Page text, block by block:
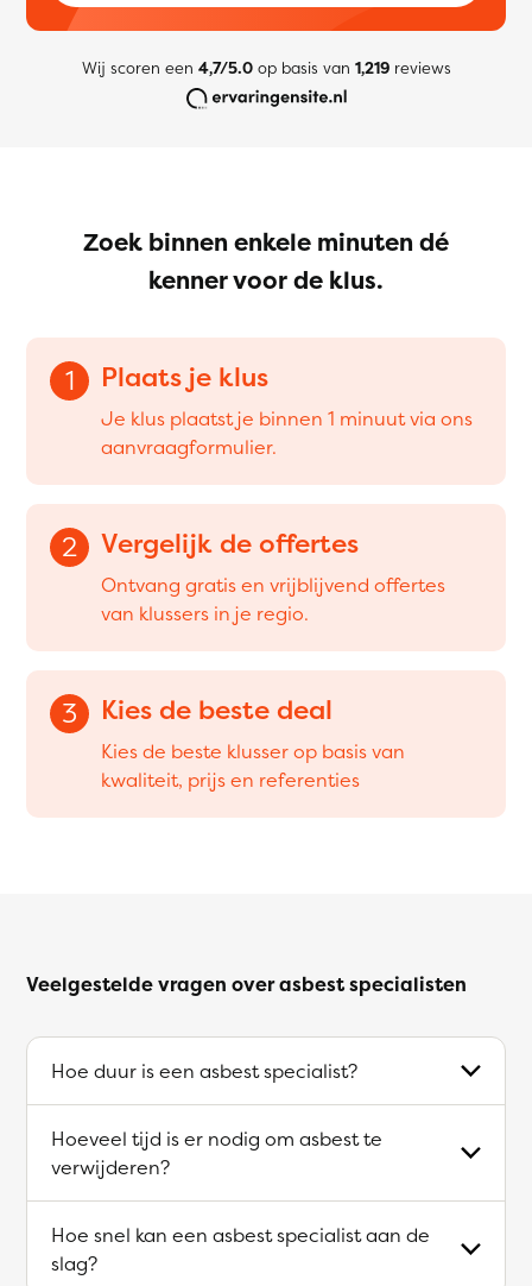
Wij scoren een 4,7/5.0op basis van 1,219reviews
Zoek binnen enkele minuten dé
kenner voor de klus.
1 Plaats je klus
Je klus plaatst je binnen 1 minuut via ons
aanvraagformulier.
2 Vergelijk de offertes
Ontvang gratis en vrijblijvend offertes
van klussers in je regio.
3 Kies de beste deal
Kies de beste klusser op basis van
kwaliteit, prijs en referenties
Veelgestelde vragen over asbest specialisten
Hoe duur is een asbest specialist?
Hoeveel tijd is er nodig om asbest te
verwijderen?
Hoe snel kan een asbest specialist aan de
slag?